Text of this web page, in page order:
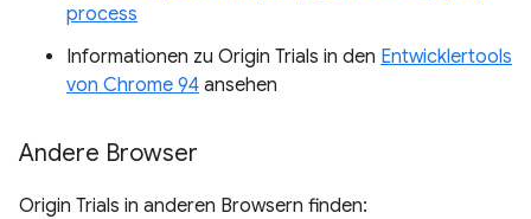
process
Informationen zu Origin Trials in den Entwicklertools
von Chrome 94 ansehen
Andere Browser
Origin Trials in anderen Browsern finden: